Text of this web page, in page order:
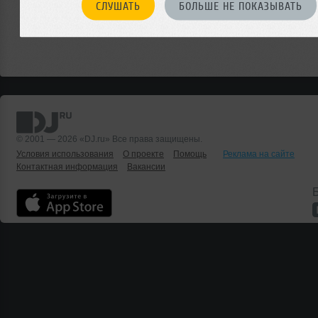
СЛУШАТЬ БОЛЬШЕ НЕ ПОКАЗЫВАТЬ
© 2001 — 2026 «DJ.ru» Все права защищены.
Условия использования
О проекте Помощь
Реклама на сайте
Контактная информация
Вакансии